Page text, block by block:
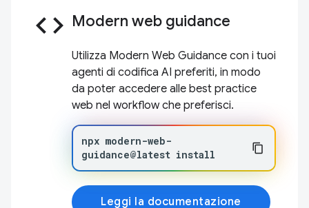
code Modern web guidance
Utilizza Modern Web Guidance con i tuoi
agenti di codifica AI preferiti, in modo
da poter accedere alle best practice
web nel workflow che preferisci.
npx modern-web-
guidance@latest install
Leggi la documentazione